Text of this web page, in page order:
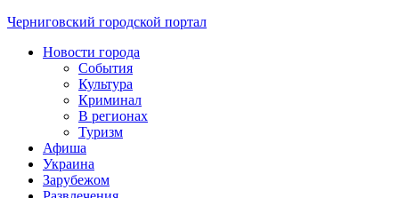
Черниговский городской портал
Новости города
События
Культура
Криминал
В регионах
Туризм
Афиша
Украина
Зарубежом